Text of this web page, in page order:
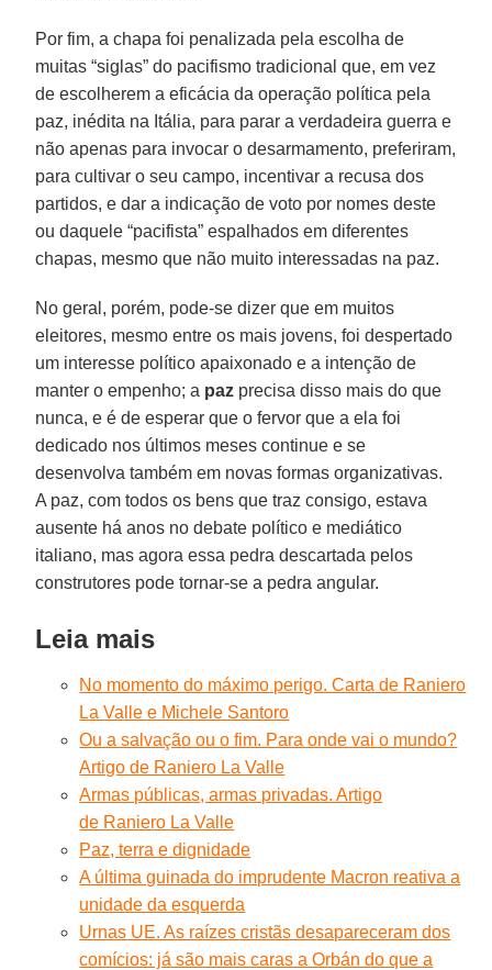
Por fim, a chapa foi penalizada pela escolha de
muitas “siglas” do pacifismo tradicional que, em vez
de escolherem a eficácia da operação política pela
paz, inédita na Itália, para parar a verdadeira guerra e
não apenas para invocar o desarmamento, preferiram,
para cultivar o seu campo, incentivar a recusa dos
partidos, e dar a indicação de voto por nomes deste
ou daquele “pacifista” espalhados em diferentes
chapas, mesmo que não muito interessadas na paz.
No geral, porém, pode-se dizer que em muitos
eleitores, mesmo entre os mais jovens, foi despertado
um interesse político apaixonado e a intenção de
manter o empenho; a paz precisa disso mais do que
nunca, e é de esperar que o fervor que a ela foi
dedicado nos últimos meses continue e se
desenvolva também em novas formas organizativas.
A paz, com todos os bens que traz consigo, estava
ausente há anos no debate político e mediático
italiano, mas agora essa pedra descartada pelos
construtores pode tornar-se a pedra angular.
Leia mais
No momento do máximo perigo. Carta de Raniero
La Valle e Michele Santoro
Ou a salvação ou o fim. Para onde vai o mundo?
Artigo de Raniero La Valle
Armas públicas, armas privadas. Artigo
de Raniero La Valle
Paz, terra e dignidade
A última guinada do imprudente Macron reativa a
unidade da esquerda
Urnas UE. As raízes cristãs desapareceram dos
comícios: já são mais caras a Orbán do que a